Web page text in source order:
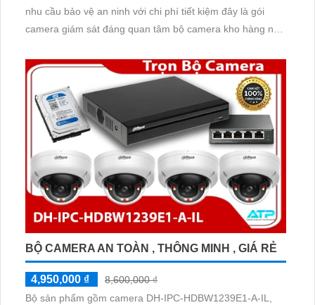
nhu cầu bảo vệ an ninh với chi phí tiết kiệm đây là gói
camera giám sát đáng quan tâm bộ camera kho hàng nhà
chất lượng cao cho người dùng với bộ camera camera IP
Dahua bảo vệ an ninh cho xưởng sản xuất tuyệt đối.
BỘ CAMERA AN TOÀN , THÔNG MINH , GIÁ RẺ
4,950,000 ₫
8,600,000 ₫
Bộ sản phẩm gồm camera DH-IPC-HDBW1239E1-A-IL,